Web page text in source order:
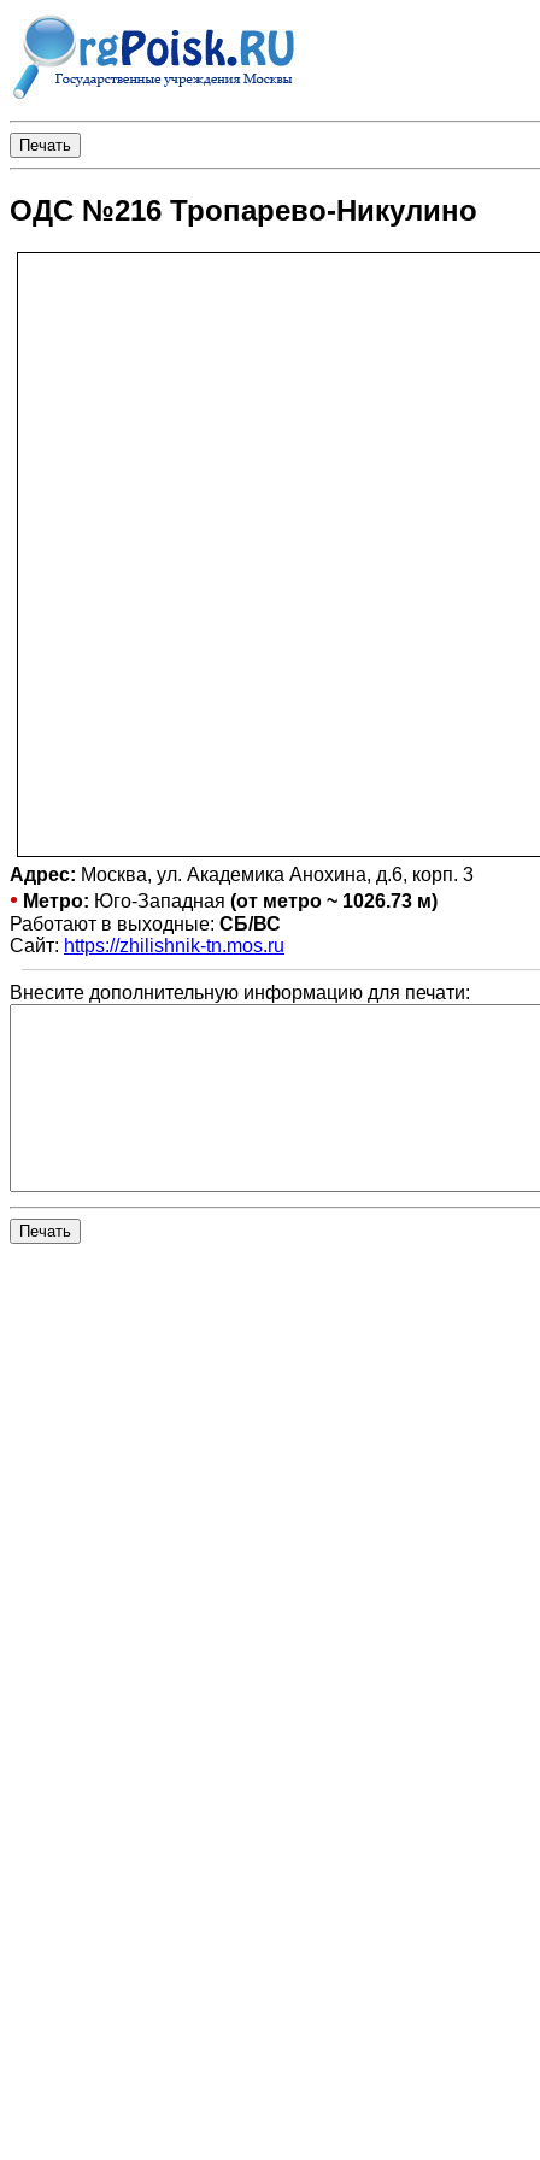
ОДС №216 Тропарево-Никулино
Адрес: Москва, ул. Академика Анохина, д.6, корп. 3
• Метро: Юго-Западная (от метро ~ 1026.73 м)
Работают в выходные: СБ/ВС
Сайт: https://zhilishnik-tn.mos.ru
Внесите дополнительную информацию для печати: